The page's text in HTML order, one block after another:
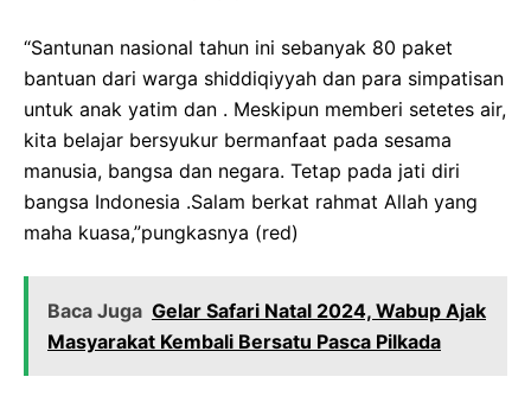
“Santunan nasional tahun ini sebanyak 80 paket
bantuan dari warga shiddiqiyyah dan para simpatisan
untuk anak yatim dan . Meskipun memberi setetes air,
kita belajar bersyukur bermanfaat pada sesama
manusia, bangsa dan negara. Tetap pada jati diri
bangsa Indonesia .Salam berkat rahmat Allah yang
maha kuasa,”pungkasnya (red)
Baca Juga Gelar Safari Natal 2024, Wabup Ajak
Masyarakat Kembali Bersatu Pasca Pilkada